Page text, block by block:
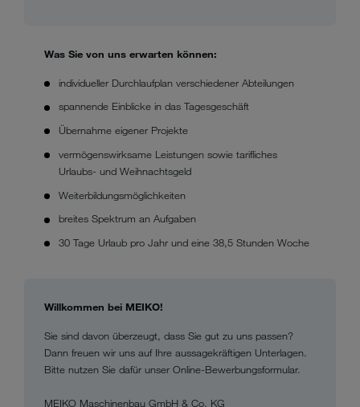
Was Sie von uns erwarten können:
individueller Durchlaufplan verschiedener Abteilungen
spannende Einblicke in das Tagesgeschäft
Übernahme eigener Projekte
ver­mö­gens­wirk­same Leis­tun­gen sowie tarif­li­ches
Urlaubs- und Weih­nachts­geld
Weiterbildungsmöglichkeiten
breites Spektrum an Aufgaben
30 Tage Urlaub pro Jahr und eine 38,5 Stunden Woche
Willkommen bei MEIKO!
Sie sind davon überzeugt, dass Sie gut zu uns passen?
Dann freuen wir uns auf Ihre aussagekräftigen Unterlagen.
Bitte nutzen Sie dafür unser Online-Bewerbungsformular.
MEIKO Maschinenbau GmbH & Co. KG